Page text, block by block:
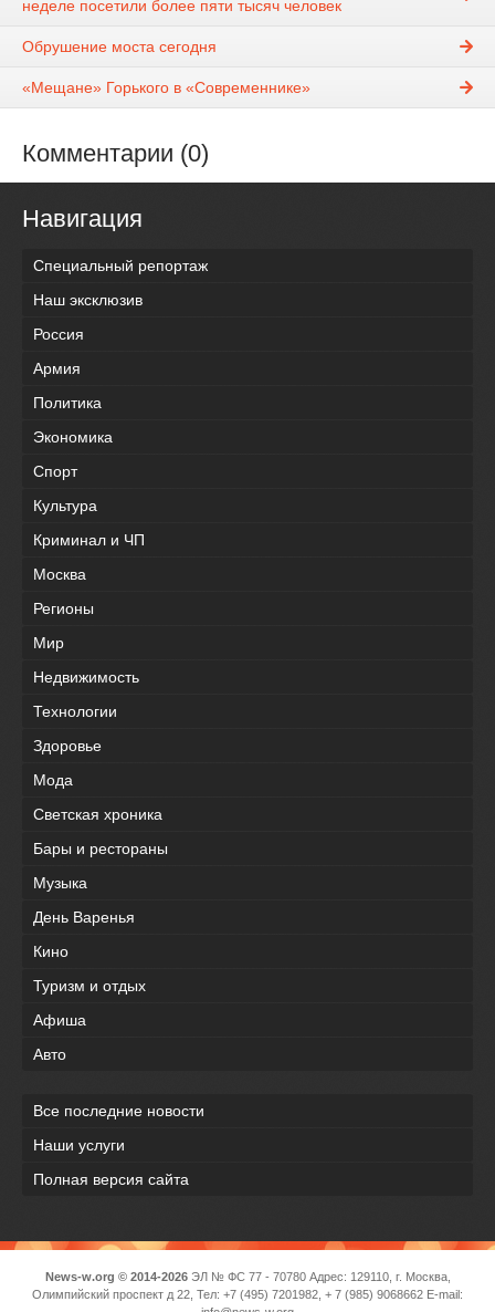
неделе посетили более пяти тысяч человек
Обрушение моста сегодня
«Мещане» Горького в «Современнике»
Комментарии (0)
Навигация
Специальный репортаж
Наш эксклюзив
Россия
Армия
Политика
Экономика
Спорт
Культура
Криминал и ЧП
Москва
Регионы
Мир
Недвижимость
Технологии
Здоровье
Мода
Светская хроника
Бары и рестораны
Музыка
День Варенья
Кино
Туризм и отдых
Афиша
Авто
Все последние новости
Наши услуги
Полная версия сайта
News-w.org © 2014-2026ЭЛ № ФС 77 - 70780 Адрес: 129110, г. Москва,
Олимпийский проспект д 22, Тел: +7 (495) 7201982, + 7 (985) 9068662 E-mail: